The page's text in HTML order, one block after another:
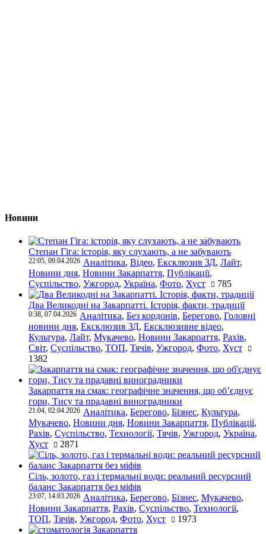
Новини
Степан Гіга: історія, яку слухають, а не забувають
22:05, 09.04.2026 Аналітика, Відео, Ексклюзив ЗД, Лайт,
Новини дня, Новини Закарпаття, Публікації,
Суспільство, Ужгород, Україна, Фото, Хуст 785
Два Великодні на Закарпатті. Історія, факти, традиції
0:38, 07.04.2026 Аналітика, Без кордонів, Берегово, Головні
новини дня, Ексклюзив ЗД, Ексклюзивне відео,
Культура, Лайт, Мукачево, Новини Закарпаття, Рахів,
Світ, Суспільство, ТОП, Тячів, Ужгород, Фото, Хуст
1382
Закарпаття на смак: географічне значення, що об’єднує
гори, Тису та прадавні виноградники
21:04, 02.04.2026 Аналітика, Берегово, Бізнес, Культура,
Мукачево, Новини дня, Новини Закарпаття, Публікації,
Рахів, Суспільство, Технології, Тячів, Ужгород, Україна,
Хуст
2871
Сіль, золото, газ і термальні води: реальний ресурсний
баланс Закарпаття без міфів
23:07, 14.03.2026 Аналітика, Берегово, Бізнес, Мукачево,
Новини Закарпаття, Рахів, Суспільство, Технології,
ТОП, Тячів, Ужгород, Фото, Хуст 1973